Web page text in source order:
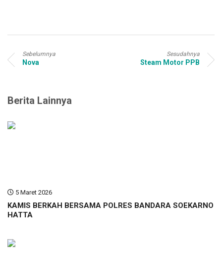
Sebelumnya
Nova
Sesudahnya
Steam Motor PPB
Berita Lainnya
5 Maret 2026
KAMIS BERKAH BERSAMA POLRES BANDARA SOEKARNO
HATTA